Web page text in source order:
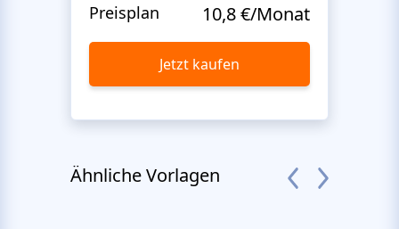
Preisplan 10,8 €/Monat
Jetzt kaufen
Ähnliche Vorlagen